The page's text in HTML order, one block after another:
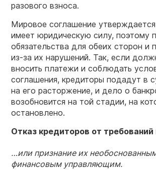
разового взноса.
Мировое соглашение
имеет юридическую силу, поэтому
обязательства для обеих сторон и
из-за их нарушений. Так, если
вносить платежи и соблюдать
соглашения, кредиторы подадут в
на его расторжение, и дело о
возобновится на той стадии, на
остановлено.
Отказ кредиторов от
…или признание их
финансовым управляющим.